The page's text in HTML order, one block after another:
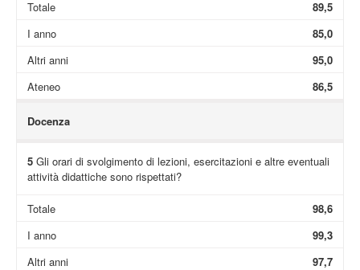
Totale
89,5
I anno
85,0
Altri anni
95,0
Ateneo
86,5
Docenza
5Gli orari di svolgimento di lezioni, esercitazioni e altre eventuali
attività didattiche sono rispettati?
Totale
98,6
I anno
99,3
Altri anni
97,7